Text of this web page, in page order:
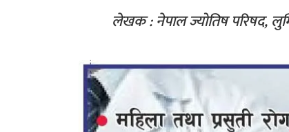
लेखक : नेपाल ज्योतिष परिषद,